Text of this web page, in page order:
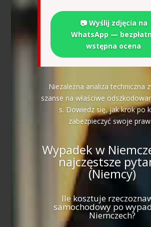
📷 Wyślij zdjęcia na
WhatsApp —
wstępna ocena
Niezależna analiza techniczna
szanse na właściwe
s. Dowiedz się, jak krok po
zabezpieczyć swoje
Wypadek w
najczęstsze
(Niemcy)
Ile kosztuje
samochodowy po
Niemczech?